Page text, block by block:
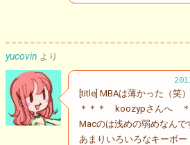
yucovin より
[title] MBAは薄かった（笑）
＊＊＊ koozypさんへ ＊
Macのは浅めの弱めなんで
あまりいろいろなキーボ